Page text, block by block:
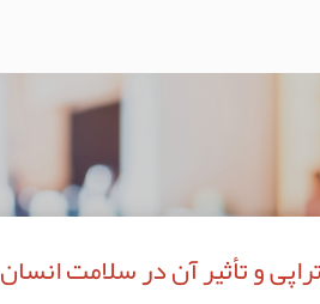
و تأثیر آن در سلامت انسان